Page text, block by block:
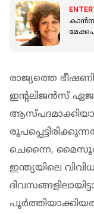
രാജ്യത്തെ
ഇന്റലിജൻസ്
ചെന്നൈ,
ഇന്ത്യയിലെ